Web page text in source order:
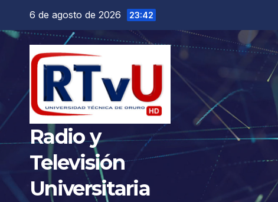
contenido
6 de agosto de 2026 23:42
Radio y
Televisión
Universitaria